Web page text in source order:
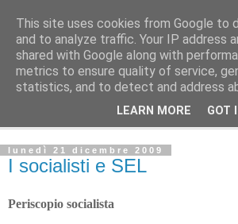
Avvenire dei
PERISCOPIO
lunedì 21 dicembre 2009
I socialisti e SEL
Periscopio socialista
This site uses cookies from Google to
and to analyze traffic. Your IP address
shared with Google along with
metrics to ensure quality of service,
statistics, and to detect and address
LEARN MORE GOT